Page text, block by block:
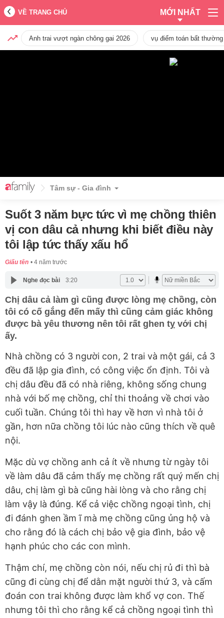
VỀ TRANG CHỦ MỚI NHẤT
Anh trai vượt ngàn chông gai 2026 vụ điểm toán bất
Tâm sự - Gia đình
Suốt 3 năm bực tức vì mẹ chồng thiên
vị con dâu cả nhưng khi biết điều này
tôi lập tức thấy xấu hổ
Giấu tên 4 năm trước
Nghe đọc bài 3:20
Chị dâu cả làm gì cũng được lòng mẹ chồng, còn
tôi có cố gắng đến mấy thì cũng cảm giác không
được bà yêu thương nên tôi rất ghen tỵ với chị
ấy.
Nhà chồng có 3 người con, 2 trai và một gái, cả 3
đều đã lập gia đình, có công việc ổn định. Tôi và
chị dâu đều đã có nhà riêng, không sống chung
nhà với bố mẹ chồng, chỉ thi thoảng về chơi vào
cuối tuần. Chúng tôi thì hay về hơn vì nhà tôi ở
gần, hơn nữa chồng tôi lúc nào cũng thích về quê
nội.
Mặc dù vợ chồng anh cả ít về nhưng từ ngày tôi
về làm dâu đã cảm thấy mẹ chồng rất quý mến chị
dâu, chị làm gì bà cũng hài lòng và cho rằng chị
làm vậy là đúng. Kể cả việc chồng ngoại tình, chị
đi đánh ghen ầm ĩ mà mẹ chồng cũng ủng hộ và
cho rằng đó là cách chị bảo vệ gia đình, bảo vệ
hạnh phúc cho các con mình.
Thậm chí, mẹ chồng còn nói, nếu chị rủ đi thì bà
cũng đi cùng chị để dằn mặt người thứ 3, và cấm
đoán con trai không được làm khổ vợ con. Thế
nhưng tôi thì cho rằng kể cả chồng ngoại tình thì